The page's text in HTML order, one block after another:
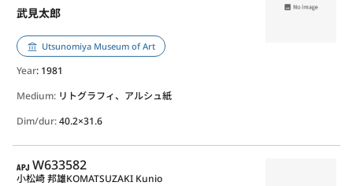
武見太郎
Utsunomiya Museum of Art
Year: 1981
Medium: リトグラフィ、アルシュ紙
Dim/dur:40.2×31.6
APJ
W633582
小松崎 邦雄KOMATSUZAKI Kunio